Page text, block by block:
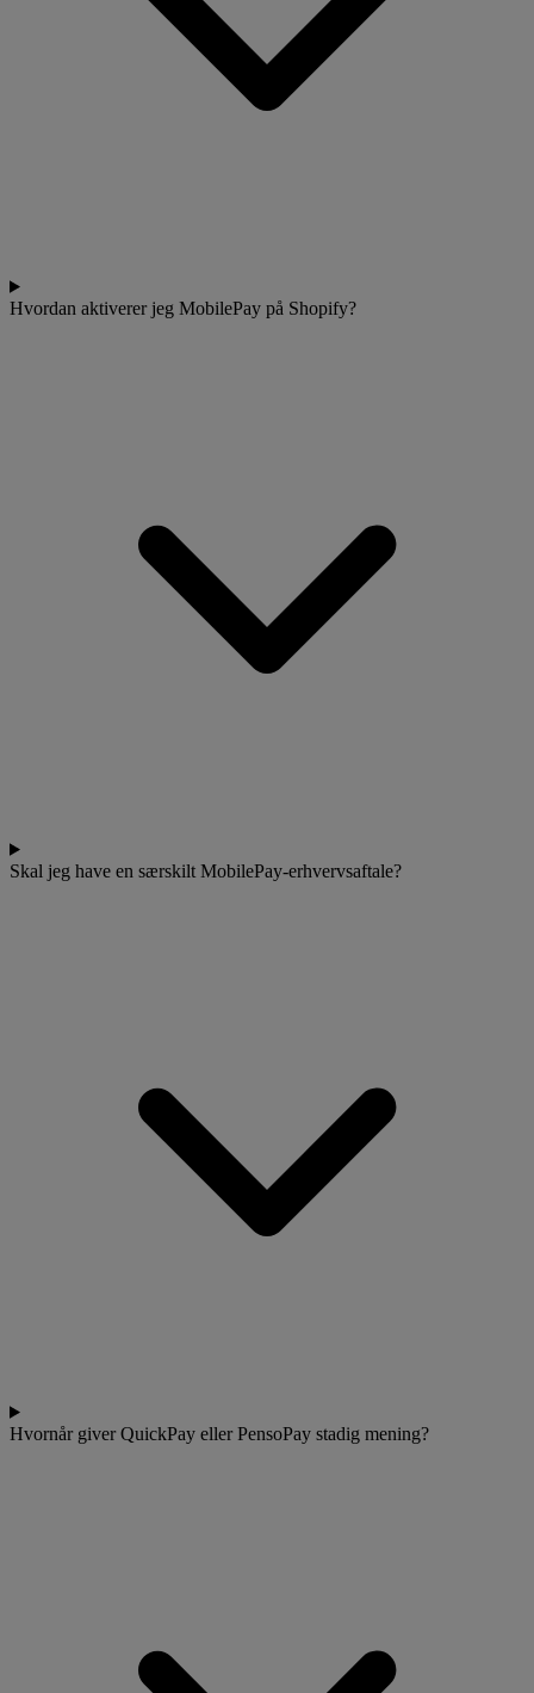
Hvordan aktiverer jeg MobilePay på Shopify?
Skal jeg have en særskilt MobilePay-erhvervsaftale?
Hvornår giver QuickPay eller PensoPay stadig mening?